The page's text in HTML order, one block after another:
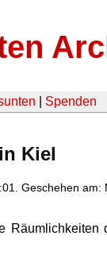
Spenden
Kiel
Geschehen am: